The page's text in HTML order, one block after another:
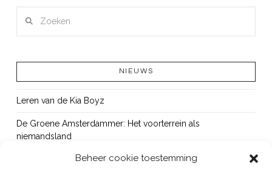
Beheer cookie toestemming
NIEUWS
Leren van de Kia Boyz
De Groene Amsterdammer: Het voorterrein als
niemandsland
Cursus Wapens op school: signaleren, duiden en handelen